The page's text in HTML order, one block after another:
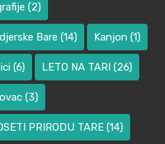
(2)
Bare (14) Kanjon (1)
(6) LETO NA TARI (26)
(3)
PRIRODU TARE (14)